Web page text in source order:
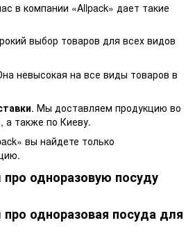
в компании «Allpack» дает такие
выбор товаров для всех видов
невысокая на все виды товаров в
. Мы доставляем продукцию во
а также по Киеву.
вы найдете только
одноразовую посуду
одноразовая посуда для